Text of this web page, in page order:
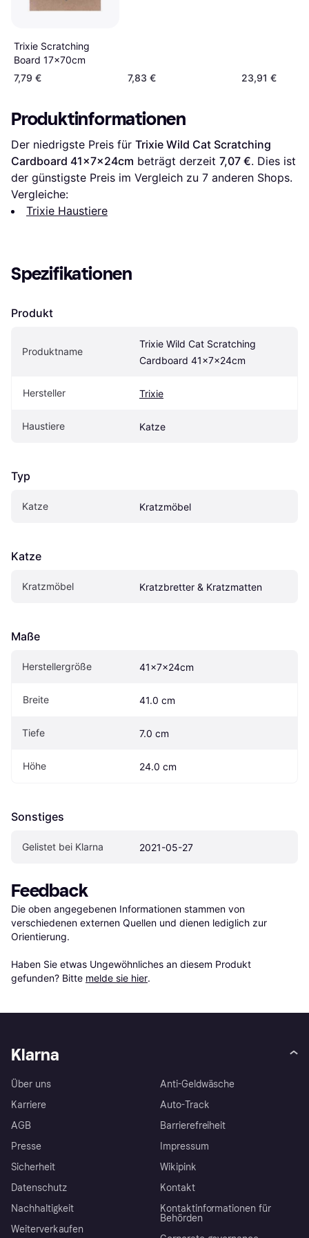
Trixie Scratching
Board 17x70cm
7,79 €
7,83 € 23,91 €
Produktinformationen
Der niedrigste Preis für Trixie Wild Cat Scratching
Cardboard 41x7x24cm beträgt derzeit 7,07 €. Dies ist
der günstigste Preis im Vergleich zu 7 anderen Shops.
Vergleiche:
Trixie Haustiere
Spezifikationen
Produkt
Produktname
Trixie Wild Cat Scratching
Cardboard 41x7x24cm
Hersteller Trixie
Haustiere Katze
Typ
Katze Kratzmöbel
Katze
Kratzmöbel Kratzbretter & Kratzmatten
Maße
Herstellergröße 41x7x24cm
Breite 41.0 cm
Tiefe 7.0 cm
Höhe 24.0 cm
Sonstiges
Gelistet bei Klarna 2021-05-27
Feedback
Die oben angegebenen Informationen stammen von
verschiedenen externen Quellen und dienen lediglich zur
Orientierung.
Haben Sie etwas Ungewöhnliches an diesem Produkt
gefunden? Bitte melde sie hier.
Klarna
Über uns
Karriere
AGB
Presse
Sicherheit
Datenschutz
Nachhaltigkeit
Weiterverkaufen
Anti-Geldwäsche
Auto-Track
Barrierefreiheit
Impressum
Wikipink
Kontakt
Kontaktinformationen für
Behörden